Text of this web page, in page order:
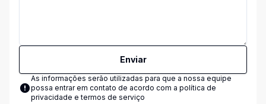
Enviar
As informações serão utilizadas para que a nossa equipe
possa entrar em contato de acordo com a política de
privacidade e termos de serviço